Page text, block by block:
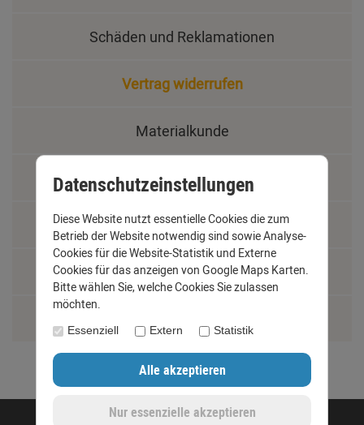
Schäden und Reklamationen
Vertrag widerrufen
Materialkunde
Fachbegriffe
Jobs
Montage und Installationshilfen
Datenschutzeinstellungen
Diese Website nutzt essentielle Cookies die zum
Betrieb der Website notwendig sind sowie Analyse-
Cookies für die Website-Statistik und Externe
Cookies für das anzeigen von Google Maps Karten.
Bitte wählen Sie, welche Cookies Sie zulassen
möchten.
Essenziell Extern Statistik